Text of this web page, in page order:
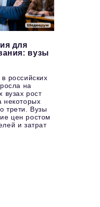
для
вузы
российских
на
вузах рост
некоторых
трети. Вузы
цен ростом
и затрат